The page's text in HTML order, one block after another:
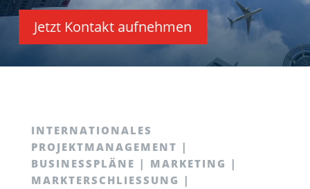
Jetzt Kontakt aufnehmen
INTERNATIONALES
PROJEKTMANAGEMENT |
BUSINESSPLÄNE | MARKETING |
MARKTERSCHLIESSUNG |